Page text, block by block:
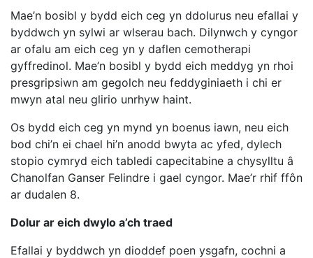
Mae’n bosibl y bydd eich ceg yn ddolurus neu efallai y
byddwch yn sylwi ar wlserau bach. Dilynwch y cyngor
ar ofalu am eich ceg yn y daflen cemotherapi
gyffredinol. Mae’n bosibl y bydd eich meddyg yn rhoi
presgripsiwn am gegolch neu feddyginiaeth i chi er
mwyn atal neu glirio unrhyw haint.
Os bydd eich ceg yn mynd yn boenus iawn, neu eich
bod chi’n ei chael hi’n anodd bwyta ac yfed, dylech
stopio cymryd eich tabledi capecitabine a chysylltu â
Chanolfan Ganser Felindre i gael cyngor. Mae’r rhif ffôn
ar dudalen 8.
Dolur ar eich dwylo a’ch traed
Efallai y byddwch yn dioddef poen ysgafn, cochni a